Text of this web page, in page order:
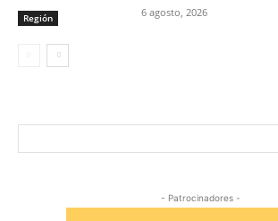
Región 6 agosto, 2026
- Patrocinadores -